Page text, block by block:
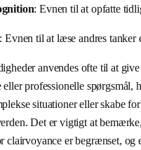
: Evnen til at opfatte
: Evnen til at læse andres tanker
anvendes ofte til at
eller professionelle spørgsmål,
situationer eller skabe
Det er vigtigt at
clairvoyance er begrænset, og